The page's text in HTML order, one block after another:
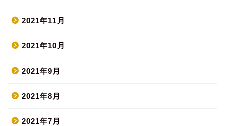
2021年11月
2021年10月
2021年9月
2021年8月
2021年7月